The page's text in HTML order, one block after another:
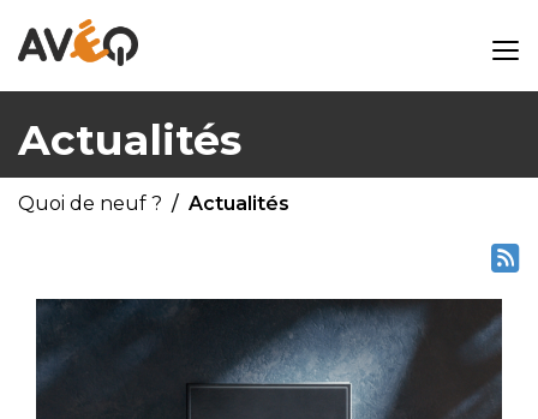
Actualités
Quoi de neuf ? Actualités